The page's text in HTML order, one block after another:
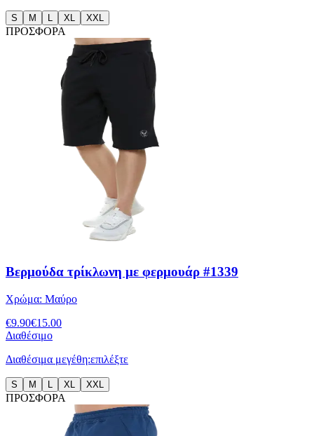
S M L XL XXL
ΠΡΟΣΦΟΡΑ
Βερμούδα τρίκλωνη με φερμουάρ #1339
Χρώμα: Μαύρο
€9.90€15.00
Διαθέσιμο
Διαθέσιμα μεγέθη:επιλέξτε
S M XL XXL
ΠΡΟΣΦΟΡΑ